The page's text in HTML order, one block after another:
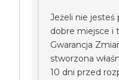
Jeżeli nie
dobre miejsce i
Gwarancja
stworzona
10 dni przed